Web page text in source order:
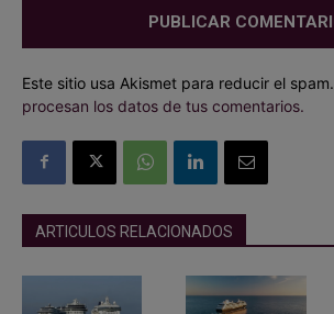
Este sitio usa Akismet para reducir el spam.
procesan los datos de tus comentarios.
ARTICULOS RELACIONADOS